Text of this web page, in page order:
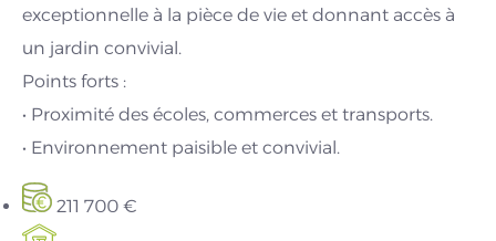
exceptionnelle à la pièce de vie et donnant accès à
un jardin convivial.
Points forts :
• Proximité des écoles, commerces et transports.
• Environnement paisible et convivial.
211 700 €